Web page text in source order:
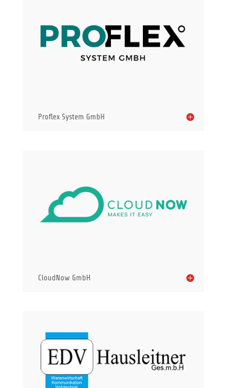
Proflex System GmbH
CloudNow GmbH